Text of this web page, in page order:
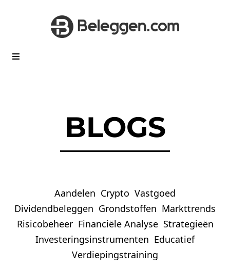
BLOGS
Aandelen Crypto Vastgoed
Dividendbeleggen Grondstoffen Markttrends
Risicobeheer Financiële Analyse Strategieën
Investeringsinstrumenten Educatief
Verdiepingstraining